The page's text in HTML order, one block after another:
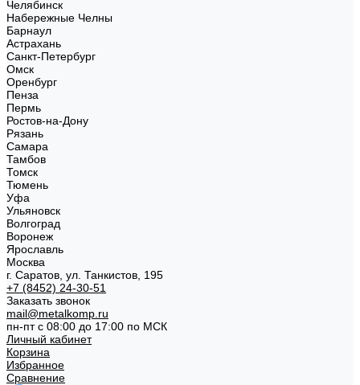
Челябинск
Набережные Челны
Барнаул
Астрахань
Санкт-Петербург
Омск
Оренбург
Пенза
Пермь
Ростов-на-Дону
Рязань
Самара
Тамбов
Томск
Тюмень
Уфа
Ульяновск
Волгоград
Воронеж
Ярославль
Москва
г. Саратов, ул. Танкистов, 195
+7 (8452) 24-30-51
Заказать звонок
mail@metalkomp.ru
пн-пт с 08:00 до 17:00 по МСК
Личный кабинет
Корзина
Избранное
Сравнение